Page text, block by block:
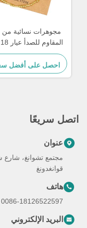
مجوهرات نسائية من
سم
احصل على أفضل
اتصل سريعًا
عنوان
مجتمع تشوانغ، شارع
قوانغدونغ
هاتف
0086-18126522597
البريد الإلكتروني